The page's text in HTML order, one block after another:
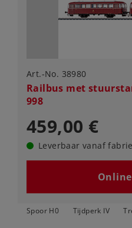
Art.-No. 38980
Railbus met
998
459,00 €
Leverbaar vanaf
Spoor H0 Tijdperk IV